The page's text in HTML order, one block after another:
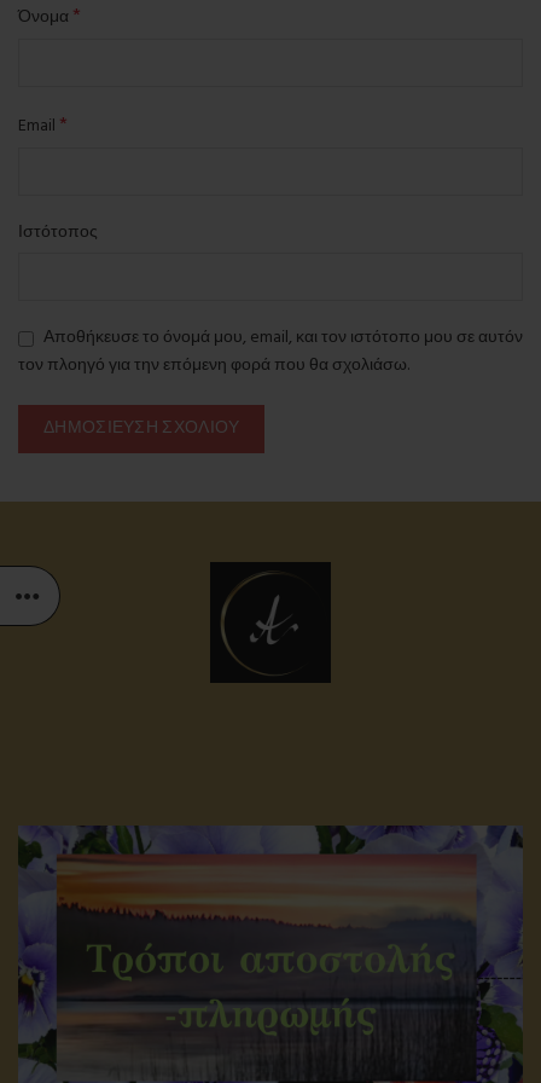
Όνομα *
Email *
Ιστότοπος
Αποθήκευσε το όνομά μου, email, και τον ιστότοπο μου σε αυτόν
τον πλοηγό για την επόμενη φορά που θα σχολιάσω.